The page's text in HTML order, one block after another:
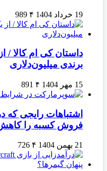
19 خرداد 1404 ۴ 989
داستان کی ام کالا /
برندی میلیون‌دلاری
15 مهر 1404 ۴ 891
اشتباهات رایجی که
فروش کسبه را
21 بهمن 1404 ۴ 726